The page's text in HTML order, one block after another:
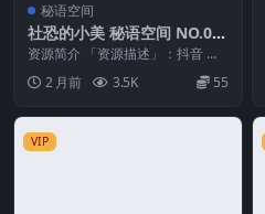
秘语空间
社恐的小美 秘语空间 NO.00
2期
资源简介 「资源描述」：抖音 社
恐的小美 秘语空间 NO.002期 【1
7P1V...
2 月前 3.5K 55
VIP